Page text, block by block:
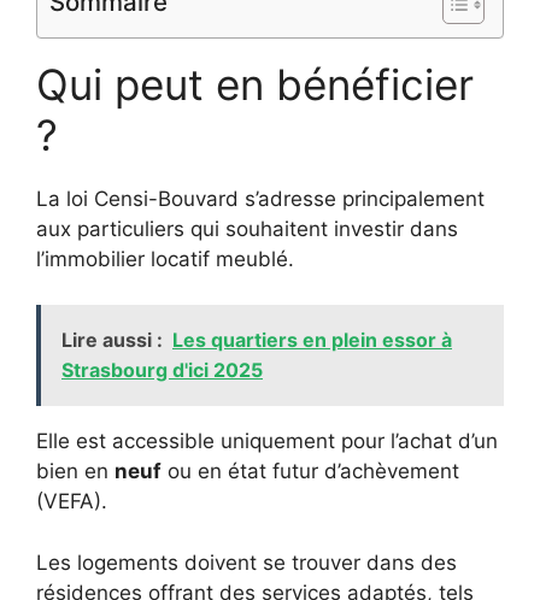
Qui peut en bénéficier
?
La loi Censi-Bouvard s’adresse principalement
aux particuliers qui souhaitent investir dans
l’immobilier locatif meublé.
Lire aussi : Les quartiers en plein essor à
Strasbourg d'ici 2025
Elle est accessible uniquement pour l’achat d’un
bien en neuf ou en état futur d’achèvement
(VEFA).
Les logements doivent se trouver dans des
résidences offrant des services adaptés, tels